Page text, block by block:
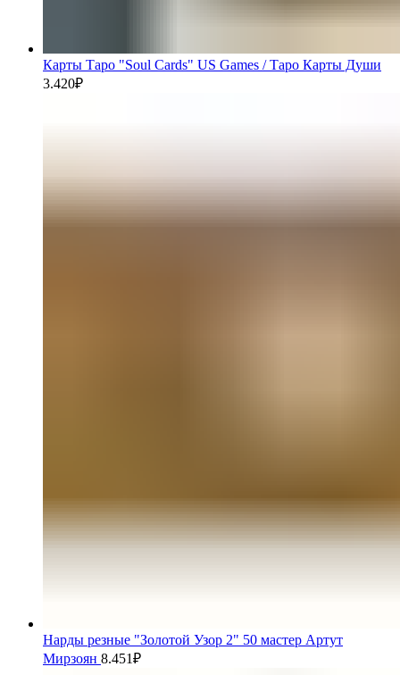
Карты Таро "Soul Cards" US Games / Таро Карты Души
3.420₽
Нарды резные "Золотой Узор 2" 50 мастер Артут
Мирзоян 8.451₽